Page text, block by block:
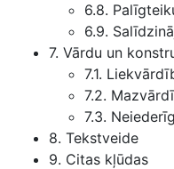
6.8.
6.9.
7. Vārdu un
7.1.
7.2.
7.3.
8. Tekstveide
9. Citas kļūdas